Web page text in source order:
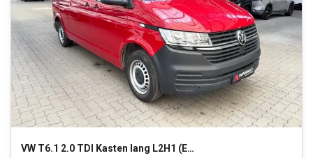
VW T6.1 2.0 TDI Kasten lang L2H1 (EURO 6d-TEMP)